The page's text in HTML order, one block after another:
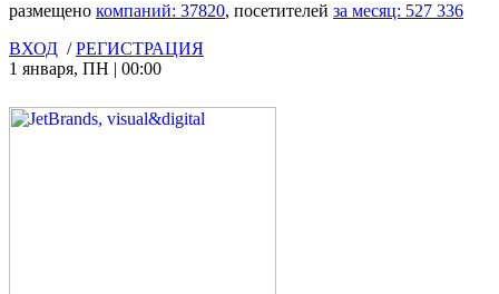
размещено компаний: 37820, посетителей за месяц: 527 336
ВХОД /РЕГИСТРАЦИЯ
1 января, ПН | 00:00